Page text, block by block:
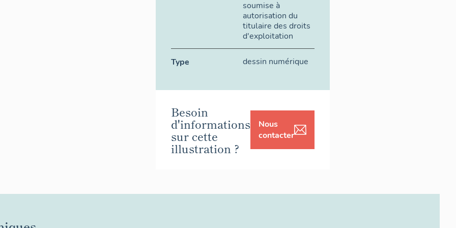
soumise à
autorisation du
titulaire des droits
d'exploitation
Type dessin numérique
Besoin
d'informations
sur cette
illustration ?
Nous
contacter